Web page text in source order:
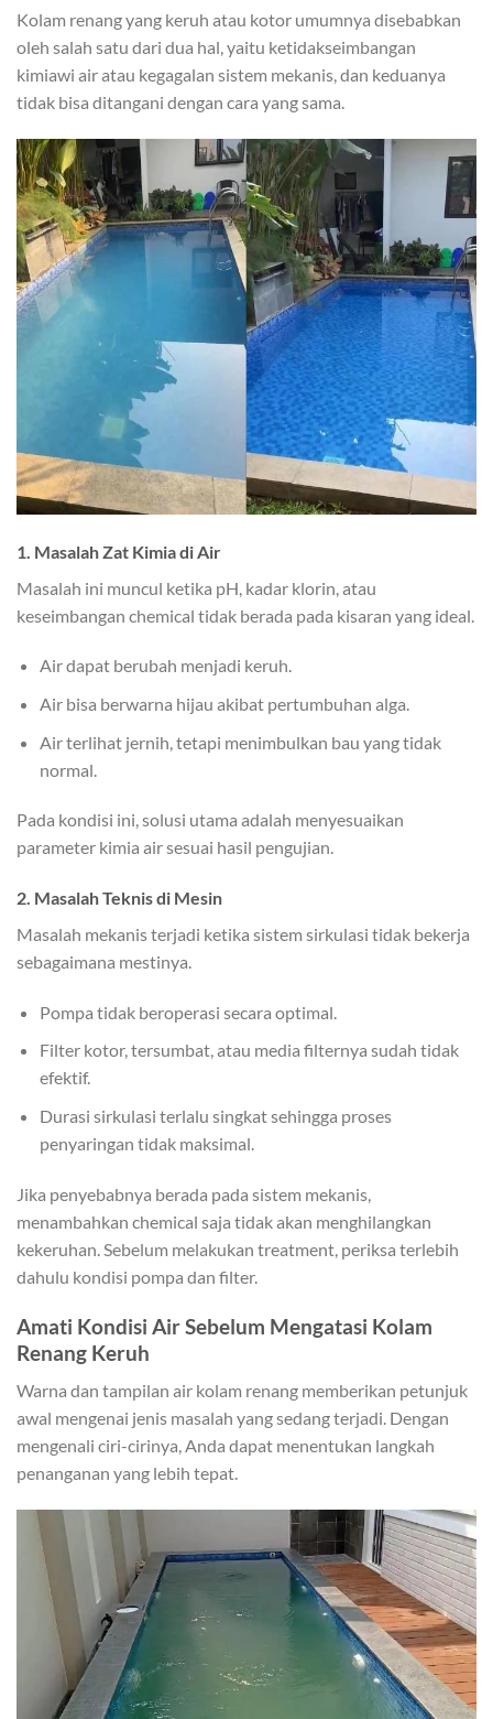
Kolam renang yang keruh atau kotor umumnya disebabkan
oleh salah satu dari dua hal, yaitu ketidakseimbangan
kimiawi air atau kegagalan sistem mekanis, dan keduanya
tidak bisa ditangani dengan cara yang sama.
1. Masalah Zat Kimia di Air
Masalah ini muncul ketika pH, kadar klorin, atau
keseimbangan chemical tidak berada pada kisaran yang ideal.
Air dapat berubah menjadi keruh.
Air bisa berwarna hijau akibat pertumbuhan alga.
Air terlihat jernih, tetapi menimbulkan bau yang tidak
normal.
Pada kondisi ini, solusi utama adalah menyesuaikan
parameter kimia air sesuai hasil pengujian.
2. Masalah Teknis di Mesin
Masalah mekanis terjadi ketika sistem sirkulasi tidak bekerja
sebagaimana mestinya.
Pompa tidak beroperasi secara optimal.
Filter kotor, tersumbat, atau media filternya sudah tidak
efektif.
Durasi sirkulasi terlalu singkat sehingga proses
penyaringan tidak maksimal.
Jika penyebabnya berada pada sistem mekanis,
menambahkan chemical saja tidak akan menghilangkan
kekeruhan. Sebelum melakukan treatment, periksa terlebih
dahulu kondisi pompa dan filter.
Amati Kondisi Air Sebelum Mengatasi Kolam
Renang Keruh
Warna dan tampilan air kolam renang memberikan petunjuk
awal mengenai jenis masalah yang sedang terjadi. Dengan
mengenali ciri-cirinya, Anda dapat menentukan langkah
penanganan yang lebih tepat.